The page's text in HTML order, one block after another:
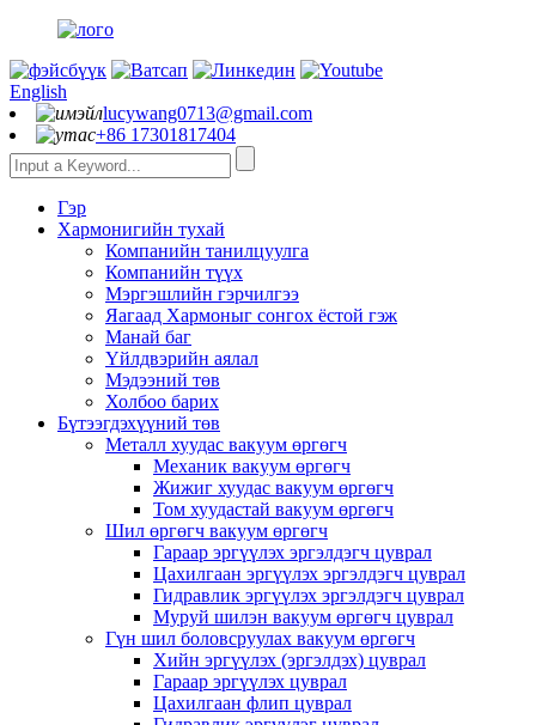
English
lucywang0713@gmail.com
+86 17301817404
Гэр
Хармонигийн тухай
Компанийн танилцуулга
Компанийн түүх
Мэргэшлийн гэрчилгээ
Яагаад Хармоныг сонгох ёстой гэж
Манай баг
Үйлдвэрийн аялал
Мэдээний төв
Холбоо барих
Бүтээгдэхүүний төв
Металл хуудас вакуум өргөгч
Механик вакуум өргөгч
Жижиг хуудас вакуум өргөгч
Том хуудастай вакуум өргөгч
Шил өргөгч вакуум өргөгч
Гараар эргүүлэх эргэлдэгч цуврал
Цахилгаан эргүүлэх эргэлдэгч цуврал
Гидравлик эргүүлэх эргэлдэгч цуврал
Муруй шилэн вакуум өргөгч цуврал
Гүн шил боловсруулах вакуум өргөгч
Хийн эргүүлэх (эргэлдэх) цуврал
Гараар эргүүлэх цуврал
Цахилгаан флип цуврал